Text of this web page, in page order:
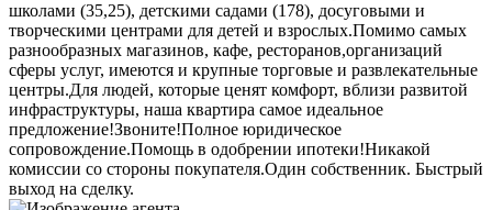
школами (35,25), детскими садами (178), досуговыми и
творческими центрами для детей и взрослых.Помимо самых
разнообразных магазинов, кафе, ресторанов,организаций
сферы услуг, имеются и крупные торговые и развлекательные
центры.Для людей, которые ценят комфорт, вблизи развитой
инфраструктуры, наша квартира самое идеальное
предложение!Звоните!Полное юридическое
сопровождение.Помощь в одобрении ипотеки!Никакой
комиссии со стороны покупателя.Один собственник. Быстрый
выход на сделку.